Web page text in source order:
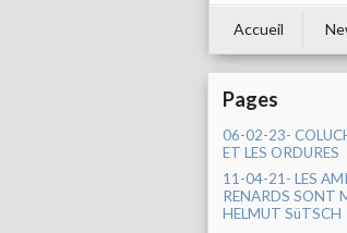
Accueil
Pages
06-02-23-
ET LES ORDURES
11-04-21- LES
RENARDS SONT
HELMUT SüTSCH